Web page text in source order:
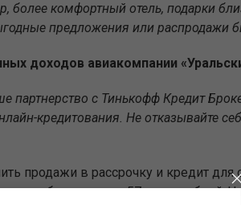
более комфортный отель, подарки
предложения или распродажи
доходов авиакомпании
с Тинькофф Кредит
кредитования. Не отказывайте
продажи в рассрочку и кредит для
на общую сумму 57 млрд рублей.